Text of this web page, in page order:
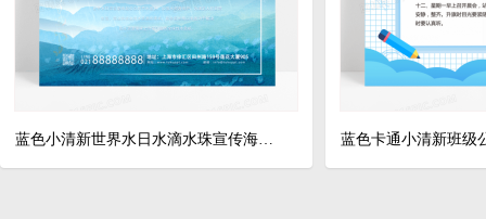
蓝色小清新世界水日水滴水珠宣传海报设计 蓝色卡通小清新班级